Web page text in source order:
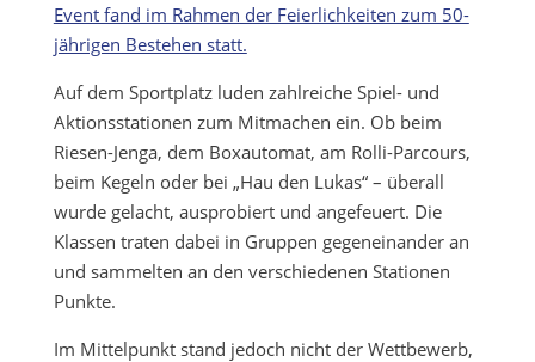
Event fand im Rahmen der Feierlichkeiten zum 50-
jährigen Bestehen statt.
Auf dem Sportplatz luden zahlreiche Spiel- und
Aktionsstationen zum Mitmachen ein. Ob beim
Riesen-Jenga, dem Boxautomat, am Rolli-Parcours,
beim Kegeln oder bei „Hau den Lukas“ – überall
wurde gelacht, ausprobiert und angefeuert. Die
Klassen traten dabei in Gruppen gegeneinander an
und sammelten an den verschiedenen Stationen
Punkte.
Im Mittelpunkt stand jedoch nicht der Wettbewerb,